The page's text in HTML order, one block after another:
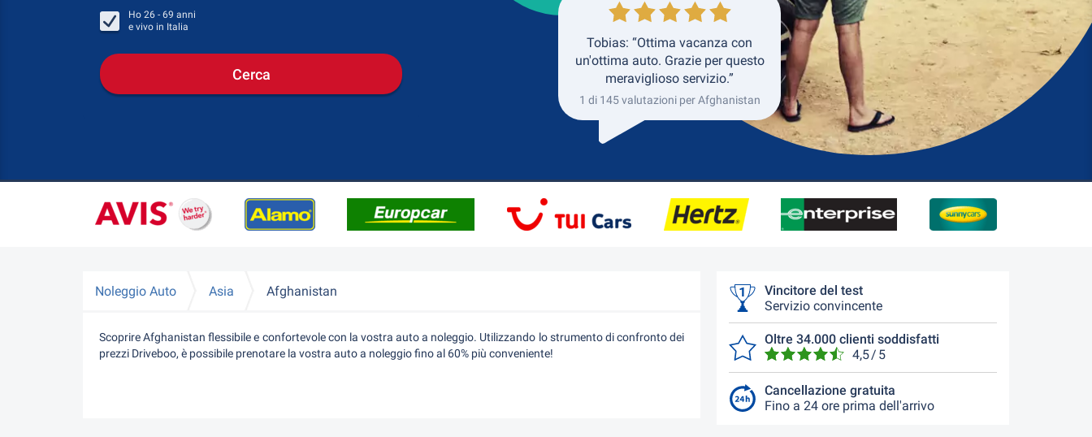
Ho 26 - 69 anni
e vivo in Italia
Cerca
Tobias: “Ottima vacanza con
un'ottima auto. Grazie per questo
meraviglioso servizio.”
1 di 145 valutazioni per Afghanistan
Noleggio Auto Asia Afghanistan
Scoprire Afghanistan flessibile e confortevole con la vostra auto a noleggio. Utilizzando lo strumento di confronto dei
prezzi Driveboo, è possibile prenotare la vostra auto a noleggio fino al 60% più conveniente!
Vincitore del test
Servizio convincente
Oltre 34.000 clienti soddisfatti
4,5 / 5
Cancellazione gratuita
Fino a 24 ore prima dell'arrivo